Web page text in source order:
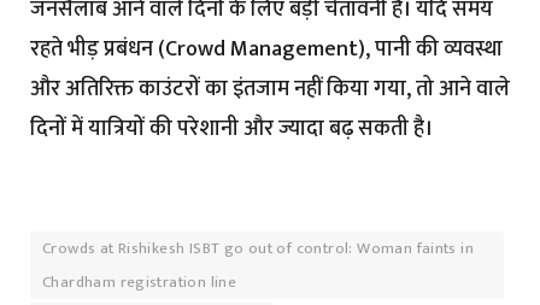
जनसैलाब आने वाले दिनों के लिए बड़ी चेतावनी है। यदि समय
रहते भीड़ प्रबंधन (Crowd Management), पानी की व्यवस्था
और अतिरिक्त काउंटरों का इंतजाम नहीं किया गया, तो आने वाले
दिनों में यात्रियों की परेशानी और ज्यादा बढ़ सकती है।
Crowds at Rishikesh ISBT go out of control: Woman faints in
Chardham registration line